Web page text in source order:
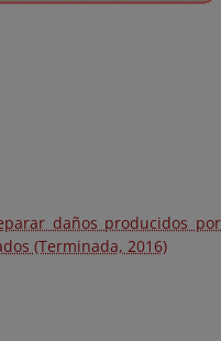
daños producidos por
(Terminada, 2016)